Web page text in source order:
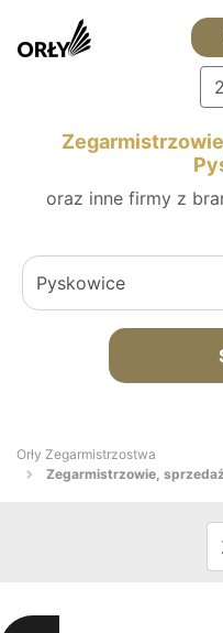
oraz inne firmy z
Orły Zegarmistrzostwa
Zegarmistrzowie,